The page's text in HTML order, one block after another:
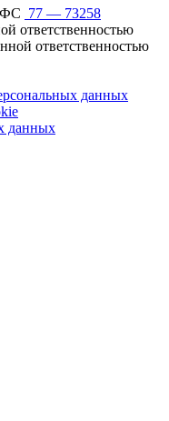
ФС 77 — 73258
ответственностью
ответственностью
данных
данных